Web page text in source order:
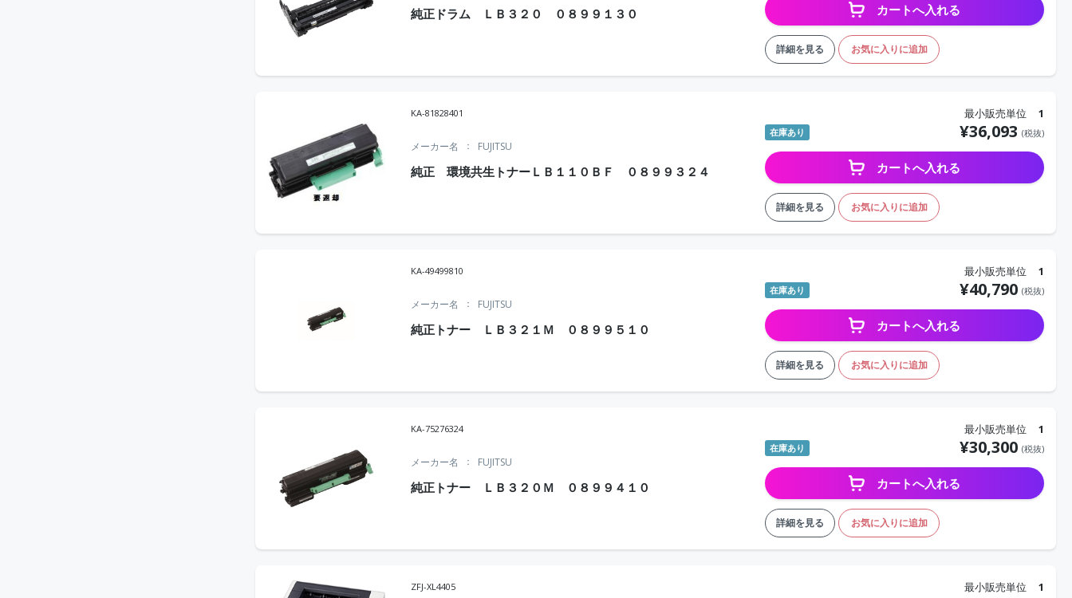
純正ドラム ＬＢ３２０ ０８９９１３０ カートへ入れる
詳細を見る お気に入りに追加
KA-81828401
純正 環境共生トナーＬＢ１１０ＢＦ ０８９９３２４
メーカー名 FUJITSU
最小販売単位 1
在庫あり ¥36,093 (税抜)
カートへ入れる
詳細を見る お気に入りに追加
KA-49499810
純正トナー ＬＢ３２１Ｍ ０８９９５１０
メーカー名 FUJITSU
最小販売単位 1
在庫あり ¥40,790 (税抜)
カートへ入れる
詳細を見る お気に入りに追加
KA-75276324
純正トナー ＬＢ３２０Ｍ ０８９９４１０
メーカー名 FUJITSU
最小販売単位 1
在庫あり ¥30,300 (税抜)
カートへ入れる
詳細を見る お気に入りに追加
ZFJ-XL4405 最小販売単位 1